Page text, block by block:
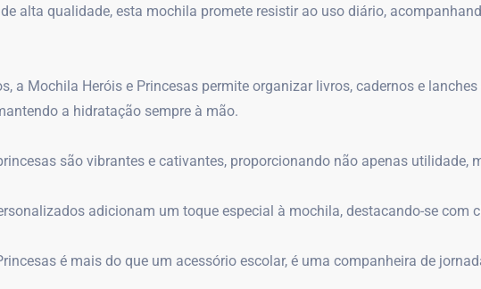
alta qualidade, esta mochila promete resistir ao uso diário,
a Mochila Heróis e Princesas permite organizar livros, cadernos e
a hidratação sempre à mão.
são vibrantes e cativantes, proporcionando não apenas utilidade,
adicionam um toque especial à mochila, destacando-se com
é mais do que um acessório escolar, é uma companheira de